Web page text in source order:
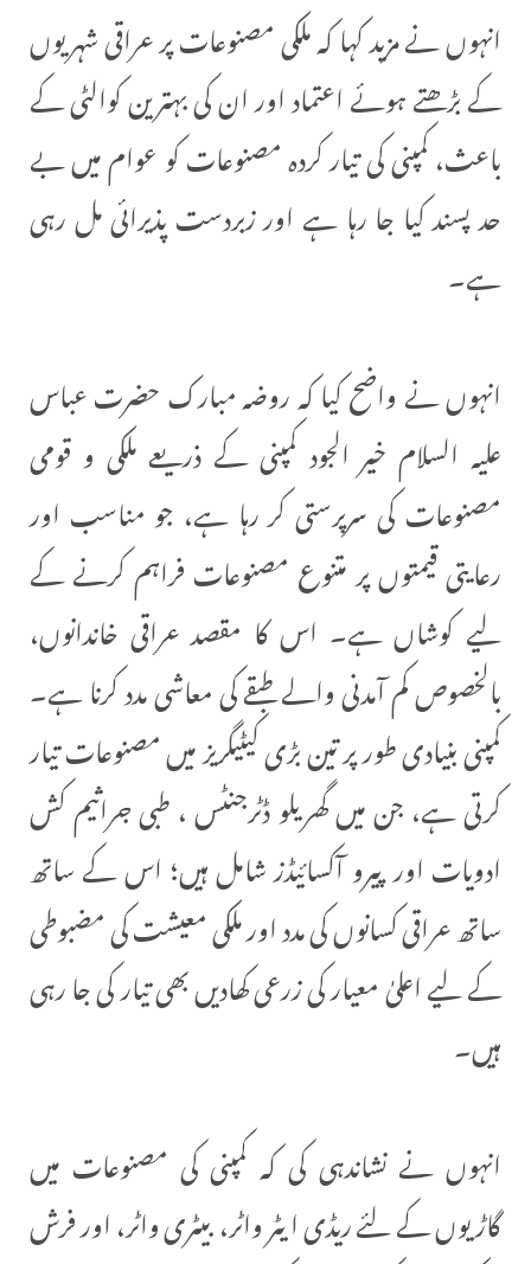
انہوں نے مزید کہا کہ ملکی مصنوعات پر عراقی شہریوں
کے بڑھتے ہوئے اعتماد اور ان کی بہترین کوالٹی کے
باعث، کمپنی کی تیار کردہ مصنوعات کو عوام میں بے
حد پسند کیا جا رہا ہے اور زبردست پذیرائی مل رہی
ہے۔
انہوں نے واضح کیا کہ روضہ مبارک حضرت عباس
علیہ السلام خیر الجود کمپنی کے ذریعے ملکی و قومی
مصنوعات کی سرپرستی کر رہا ہے، جو مناسب اور
رعایتی قیمتوں پر متنوع مصنوعات فراہم کرنے کے
لیے کوشاں ہے۔ اس کا مقصد عراقی خاندانوں،
بالخصوص کم آمدنی والے طبقے کی معاشی مدد کرنا ہے۔
کمپنی بنیادی طور پر تین بڑی کیٹیگریز میں مصنوعات تیار
کرتی ہے، جن میں گھریلو ڈٹرجنٹس ، طبی جراثیم کش
ادویات اور پیرو آکسائیڈز شامل ہیں؛ اس کے ساتھ
ساتھ عراقی کسانوں کی مدد اور ملکی معیشت کی مضبوطی
کے لیے اعلیٰ معیار کی زرعی کھادیں بھی تیار کی جا رہی
ہیں۔
انہوں نے نشاندہی کی کہ کمپنی کی مصنوعات میں
گاڑیوں کے لئے ریڈی ایٹر واٹر، بیٹری واٹر، اور فرش